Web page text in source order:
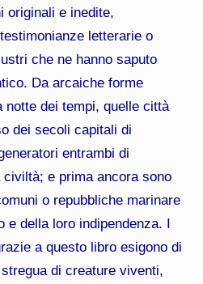
originali e inedite,
letterarie o
che ne hanno saputo
Da arcaiche forme
notte dei tempi, quelle città
dei secoli capitali di
entrambi di
civiltà; e prima ancora sono
o repubbliche marinare
e della loro indipendenza. I
a questo libro esigono di
di creature viventi,